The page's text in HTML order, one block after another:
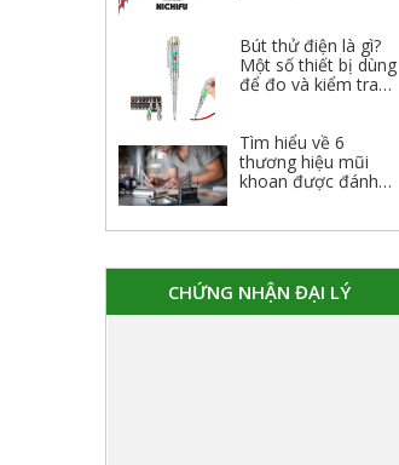
Bút thử điện là gì?
Một số thiết bị dùng
để đo và kiểm tra
Tìm hiểu về 6
thương hiệu mũi
khoan được đánh
CHỨNG NHẬN ĐẠI LÝ